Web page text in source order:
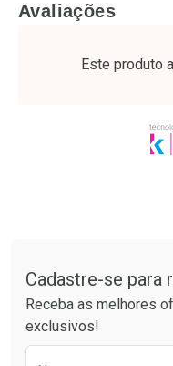
Laboratório
Ativar Desconto
Comprar sem
Por Menos
Comprar sem
Por R$ 37,25/cada
Avaliações
Este produto
Cadastre-se para
Receba as melhores
exclusivos!